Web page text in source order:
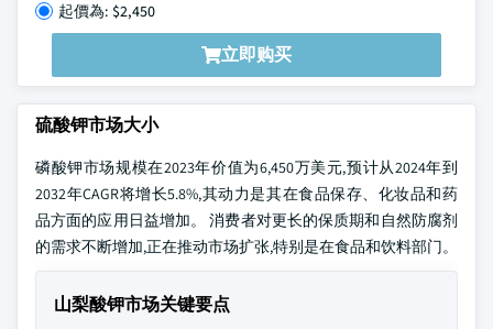
起價為: $2,450
立即购买
硫酸钾市场大小
磷酸钾市场规模在2023年价值为6,450万美元,预计从2024年到
2032年CAGR将增长5.8%,其动力是其在食品保存、化妆品和药
品方面的应用日益增加。 消费者对更长的保质期和自然防腐剂
的需求不断增加,正在推动市场扩张,特别是在食品和饮料部门。
山梨酸钾市场关键要点